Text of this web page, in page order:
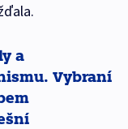
a
Vybraní